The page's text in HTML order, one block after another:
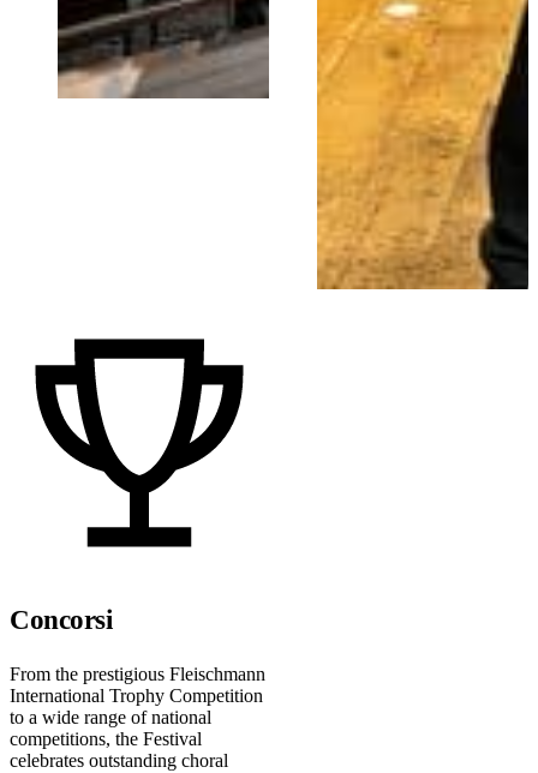
Concorsi
From the prestigious Fleischmann
International Trophy Competition
to a wide range of national
competitions, the Festival
celebrates outstanding choral